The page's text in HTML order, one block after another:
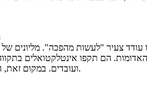
עודד צעיר "לעשות מהפכה". מליונים של
האדומות. הם תקפו אינטלקטואלים
ועובדים. במקום זאת, הם מערערים חברה לחלוטין.